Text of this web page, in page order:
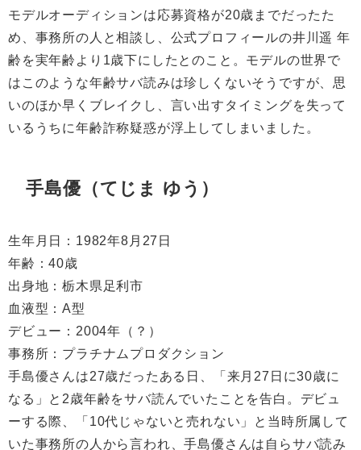
モデルオーディションは応募資格が20歳までだったた
め、事務所の人と相談し、公式プロフィールの井川遥 年
齢を実年齢より 1歳下にしたとのこと。モデルの世界で
はこのような年齢サバ読みは珍しくないそうですが、思
いのほか早くブレイクし、言い出すタイミングを失って
いるうちに年齢詐称疑惑が浮上してしまいました。
手島優（てじま ゆう）
生年月日： 1982年8 月 27 日
年齢：40歳
出身地：栃木県足利市
血液型： A型
デビュー： 2004年（？）
事務所：プラチナムプロダクション
手島優さんは27歳だったある日、「来月 27 日に30歳に
なる」と 2歳年齢をサバ読んでいたことを告白。デビュ
ーする際、「10代じゃないと売れない」と当時所属して
いた事務所の人から言われ、手島優さんは自らサバ読み